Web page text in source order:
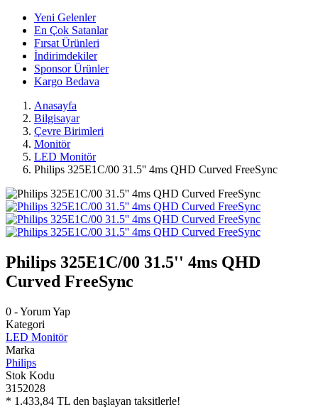
Yeni Gelenler
En Çok Satanlar
Fırsat Ürünleri
İndirimdekiler
Sponsor Ürünler
Kargo Bedava
Anasayfa
Bilgisayar
Çevre Birimleri
Monitör
LED Monitör
Philips 325E1C/00 31.5'' 4ms QHD Curved FreeSync
Philips 325E1C/00 31.5'' 4ms QHD
Curved FreeSync
0 - Yorum Yap
Kategori
LED Monitör
Marka
Philips
Stok Kodu
3152028
* 1.433,84 TL den başlayan taksitlerle!